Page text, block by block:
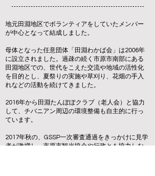
-------------------------------------------------------
​地元田淵地区でボランティアをしていたメンバー
が中心となって結成しました。
母体となった任意団体「田淵わかば会」は2006年
に設立されました。過疎の続く市原市南部にある
田淵地区での、世代をこえた交流や地域の活性化
を目的とし、夏祭りの実施や草刈り、花畑の手入
れなどの活動を続けてきました。
2016年から田淵たんぽぽクラブ（老人会）と協力
して、チバニアン周辺の環境整備も自主的に行っ
ています。
2017年秋の、GSSP一次審査通過をきっかけに見学
者が激増し、市原市観光協会や行政とも協力しな